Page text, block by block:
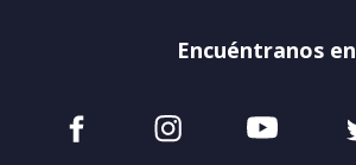
Encuéntranos en